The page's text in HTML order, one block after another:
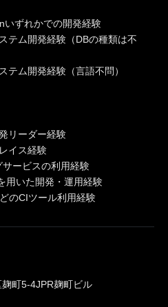
いずれかでの開発経験
テム開発経験（DBの種類は不
テム開発経験（言語不問）
リーダー経験
イス経験
サービスの利用経験
用いた開発・運用経験
のCIツール利用経験
町5-4JPR麹町ビル